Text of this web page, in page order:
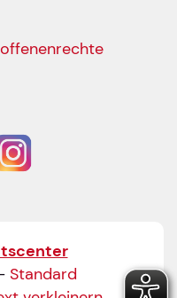
Standard